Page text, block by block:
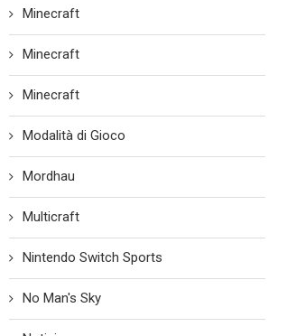
Minecraft
Minecraft
Minecraft
Modalità di Gioco
Mordhau
Multicraft
Nintendo Switch Sports
No Man's Sky